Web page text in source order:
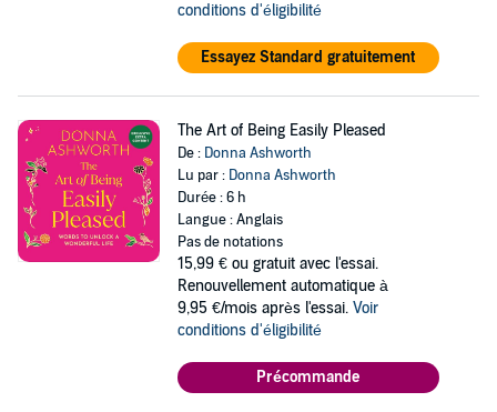
conditions d'éligibilité
Essayez Standard gratuitement
The Art of Being Easily Pleased
De : Donna Ashworth
Lu par : Donna Ashworth
Durée : 6 h
Langue : Anglais
Pas de notations
15,99 € ou gratuit avec l'essai.
Renouvellement automatique à
9,95 €/mois après l'essai. Voir
conditions d'éligibilité
Précommande